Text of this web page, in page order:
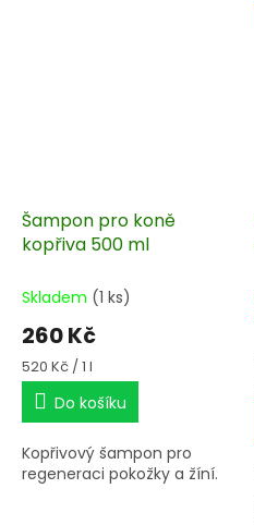
Šampon pro koně
kopřiva 500 ml
Skladem (1 ks)
260 Kč
Měrná
cena:
520 Kč / 1 l
Do košíku
Kopřivový šampon pro
regeneraci pokožky a žíní.